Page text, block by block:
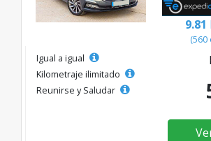
9.81
Igual a igual
Kilometraje ilimitado
Reunirse y Saludar